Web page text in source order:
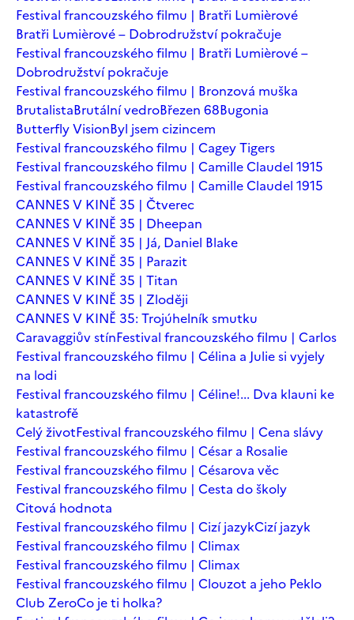
Festival francouzského filmu | Bratři Lumièrové
Bratři Lumièrové – Dobrodružství pokračuje
Festival francouzského filmu | Bratři Lumièrové –
Dobrodružství pokračuje
Festival francouzského filmu | Bronzová muška
BrutalistaBrutální vedroBřezen 68Bugonia
Butterfly VisionByl jsem cizincem
Festival francouzského filmu | Cagey Tigers
Festival francouzského filmu | Camille Claudel 1915
Festival francouzského filmu | Camille Claudel 1915
CANNES V KINĚ 35 | Čtverec
CANNES V KINĚ 35 | Dheepan
CANNES V KINĚ 35 | Já, Daniel Blake
CANNES V KINĚ 35 | Parazit
CANNES V KINĚ 35 | Titan
CANNES V KINĚ 35 | Zloději
CANNES V KINĚ 35: Trojúhelník smutku
Caravaggiův stínFestival francouzského filmu | Carlos
Festival francouzského filmu | Célina a Julie si vyjely
na lodi
Festival francouzského filmu | Céline!... Dva klauni ke
katastrofě
Celý životFestival francouzského filmu | Cena slávy
Festival francouzského filmu | César a Rosalie
Festival francouzského filmu | Césarova věc
Festival francouzského filmu | Cesta do školy
Citová hodnota
Festival francouzského filmu | Cizí jazykCizí jazyk
Festival francouzského filmu | Climax
Festival francouzského filmu | Climax
Festival francouzského filmu | Clouzot a jeho Peklo
Club ZeroCo je ti holka?